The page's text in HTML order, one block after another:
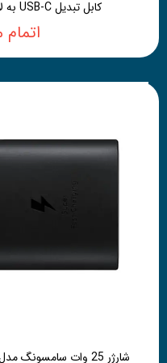
کابل تبدیل USB-C به لایتنینگ اپل به طول 1 متر
شارژر 25 وات سامسونگ مدل EP-TA800NBEG (کپی AAA)